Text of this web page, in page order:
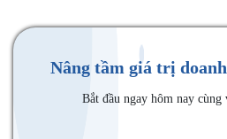
Nâng tầm giá trị
Bắt đầu ngay hôm nay